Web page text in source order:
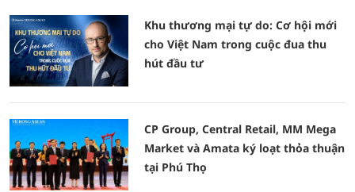
Khu thương mại tự do: Cơ hội mới
cho Việt Nam trong cuộc đua thu
hút đầu tư
CP Group, Central Retail, MM Mega
Market và Amata ký loạt thỏa thuận
tại Phú Thọ